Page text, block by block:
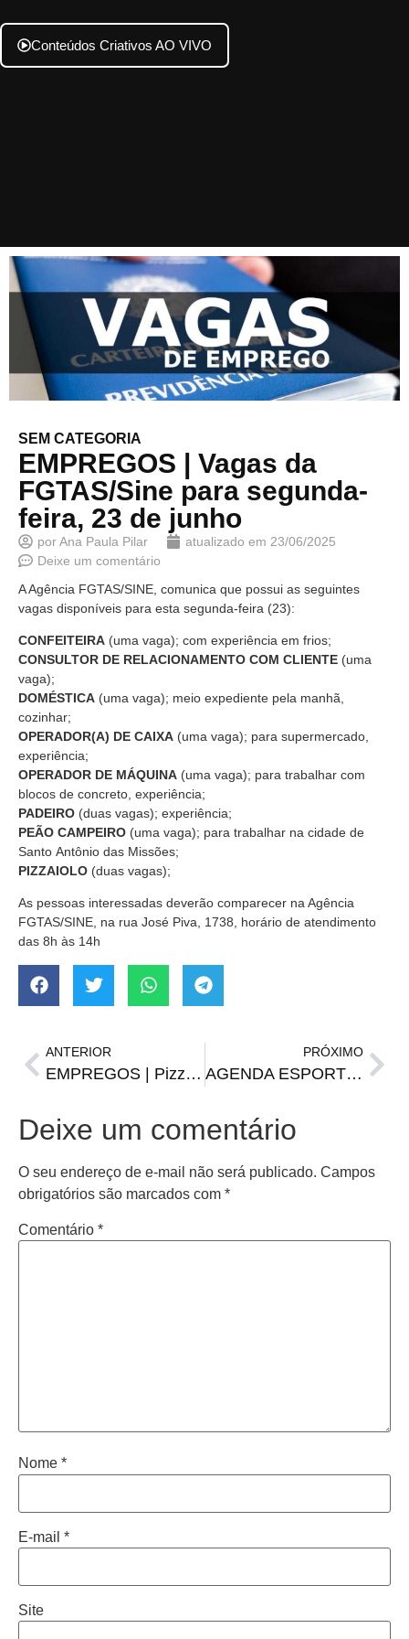
Conteúdos Criativos AO VIVO
SEM CATEGORIA
EMPREGOS | Vagas da
FGTAS/Sine para segunda-
feira, 23 de junho
porAna Paula Pilar atualizado em 23/06/2025
Deixe um comentário
A Agência FGTAS/SINE, comunica que possui as seguintes
vagas disponíveis para esta segunda-feira (23):
CONFEITEIRA (uma vaga); com experiência em frios;
CONSULTOR DE RELACIONAMENTO COM CLIENTE (uma
vaga);
DOMÉSTICA (uma vaga); meio expediente pela manhã,
cozinhar;
OPERADOR(A) DE CAIXA (uma vaga); para supermercado,
experiência;
OPERADOR DE MÁQUINA (uma vaga); para trabalhar com
blocos de concreto, experiência;
PADEIRO (duas vagas); experiência;
PEÃO CAMPEIRO (uma vaga); para trabalhar na cidade de
Santo Antônio das Missões;
PIZZAIOLO (duas vagas);
As pessoas interessadas deverão comparecer na Agência
FGTAS/SINE, na rua José Piva, 1738, horário de atendimento
das 8h às 14h
ANTERIOR
EMPREGOS | Pizzaiolo e outras vagas da FGTAS/Sine para terça-feira, 17 de junho
PRÓXIMO
AGENDA ESPORTIVA | Jogos do Mundial de Clubes nesta segunda e terça-feira (22 e 23)
Deixe um comentário
O seu endereço de e-mail não será publicado. Campos
obrigatórios são marcados com *
Comentário *
Nome *
E-mail *
Site